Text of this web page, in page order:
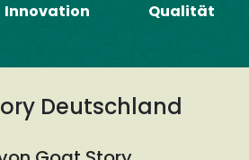
Innovation Qualität
Deutschland